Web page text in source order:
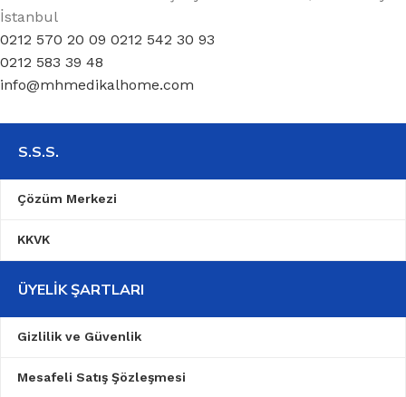
İstanbul
0212 570 20 09 0212 542 30 93
0212 583 39 48
info@mhmedikalhome.com
S.S.S.
Çözüm Merkezi
KKVK
ÜYELIK ŞARTLARI
Gizlilik ve Güvenlik
Mesafeli Satış Şözleşmesi